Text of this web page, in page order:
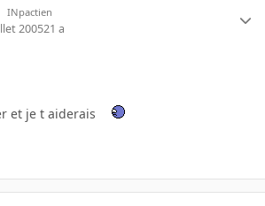
INpactien
200521 a
et je t aiderais